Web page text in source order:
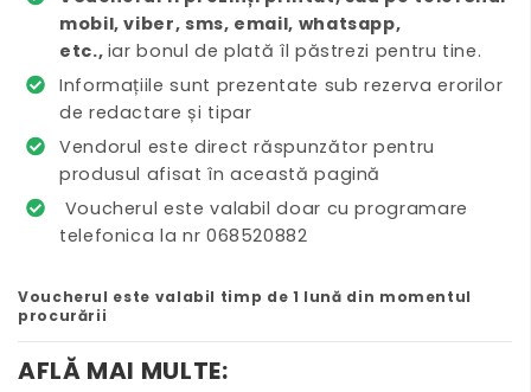
mobil, viber, sms, email, whatsapp,
etc., iar bonul de plată îl păstrezi pentru tine.
Informațiile sunt prezentate sub rezerva erorilor
de redactare și tipar
Vendorul este direct răspunzător pentru
produsul afisat în această pagină
Voucherul este valabil doar cu programare
telefonica la nr 068520882
Voucherul este valabil timp de 1 lună din momentul
procurării
AFLĂ MAI MULTE: